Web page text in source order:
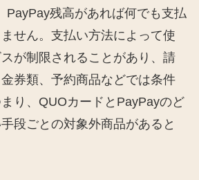
PayPay残高があれば何でも支払
せん。支払い方法によって使
が制限されることがあり、請
券類、予約商品などでは条件
り、QUOカードとPayPayのど
段ごとの対象外商品があると